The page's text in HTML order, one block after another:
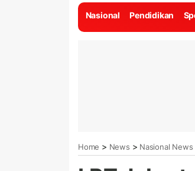
Nasional Pendidikan
Home > News > Nasional News